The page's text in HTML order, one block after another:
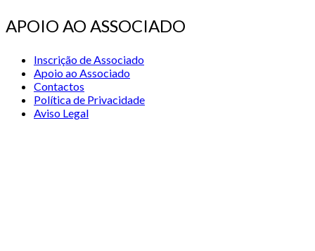
APOIO AO ASSOCIADO
Inscrição de Associado
Apoio ao Associado
Contactos
Política de Privacidade
Aviso Legal